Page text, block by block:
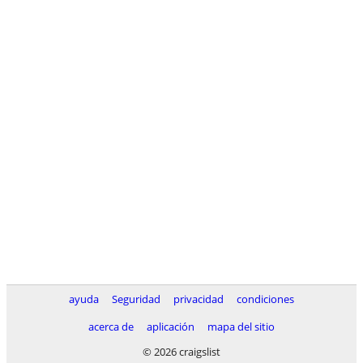
ayuda Seguridad privacidad
condiciones
acerca de
aplicación
mapa del sitio
© 2026 craigslist